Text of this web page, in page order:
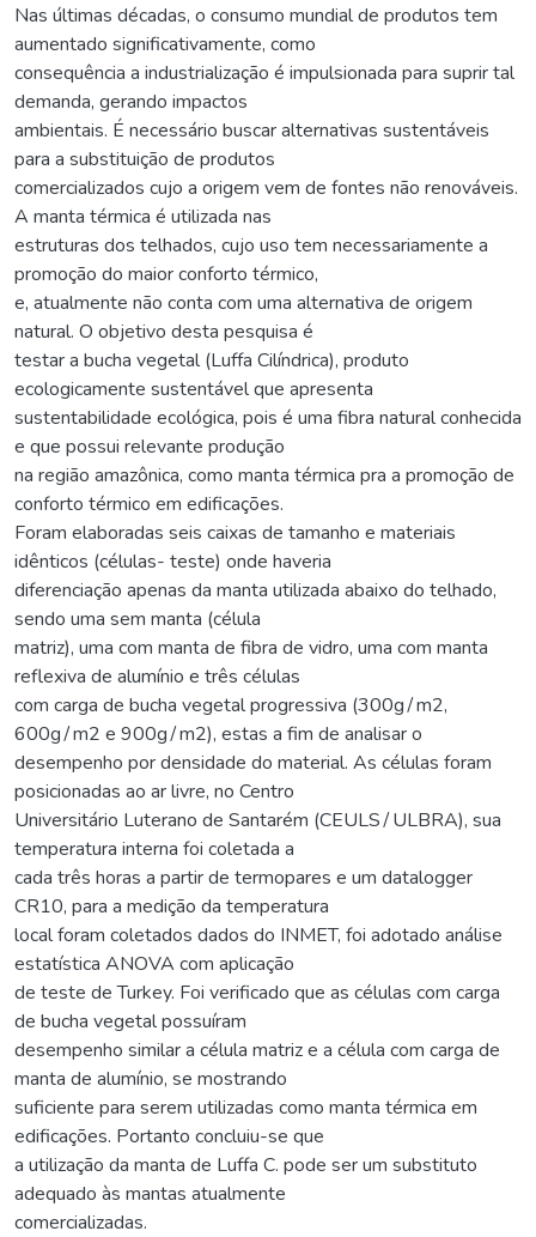
Nas últimas décadas, o consumo mundial de produtos tem
aumentado significativamente, como
consequência a industrialização é impulsionada para suprir tal
demanda, gerando impactos
ambientais. É necessário buscar alternativas sustentáveis
para a substituição de produtos
comercializados cujo a origem vem de fontes não renováveis.
A manta térmica é utilizada nas
estruturas dos telhados, cujo uso tem necessariamente a
promoção do maior conforto térmico,
e, atualmente não conta com uma alternativa de origem
natural. O objetivo desta pesquisa é
testar a bucha vegetal (Luffa Cilíndrica), produto
ecologicamente sustentável que apresenta
sustentabilidade ecológica, pois é uma fibra natural conhecida
e que possui relevante produção
na região amazônica, como manta térmica pra a promoção de
conforto térmico em edificações.
Foram elaboradas seis caixas de tamanho e materiais
idênticos (células- teste) onde haveria
diferenciação apenas da manta utilizada abaixo do telhado,
sendo uma sem manta (célula
matriz), uma com manta de fibra de vidro, uma com manta
reflexiva de alumínio e três células
com carga de bucha vegetal progressiva (300g∕m2,
600g∕m2 e 900g∕m2), estas a fim de analisar o
desempenho por densidade do material. As células foram
posicionadas ao ar livre, no Centro
Universitário Luterano de Santarém (CEULS∕ULBRA), sua
temperatura interna foi coletada a
cada três horas a partir de termopares e um datalogger
CR10, para a medição da temperatura
local foram coletados dados do INMET, foi adotado análise
estatística ANOVA com aplicação
de teste de Turkey. Foi verificado que as células com carga
de bucha vegetal possuíram
desempenho similar a célula matriz e a célula com carga de
manta de alumínio, se mostrando
suficiente para serem utilizadas como manta térmica em
edificações. Portanto concluiu-se que
a utilização da manta de Luffa C. pode ser um substituto
adequado às mantas atualmente
comercializadas.